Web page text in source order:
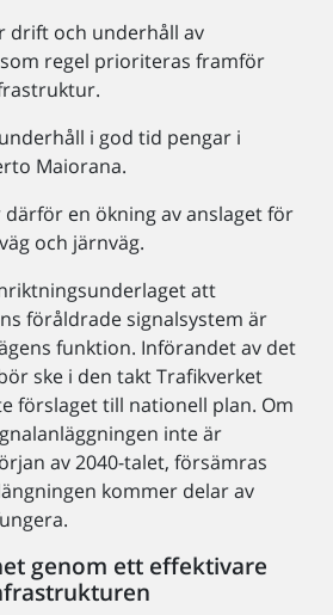
drift och underhåll av
regel prioriteras framför
i god tid pengar i
Maiorana.
en ökning av anslaget för
och järnväg.
att
föråldrade signalsystem är
funktion. Införandet av det
ske i den takt Trafikverket
förslaget till nationell plan. Om
inte är
av 2040-talet, försämras
kommer delar av
genom ett effektivare